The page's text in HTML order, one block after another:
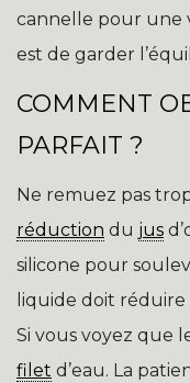
cannelle pour une
est de garder
COMMENT
PARFAIT ?
Ne remuez pas
réduction du jus
silicone pour
liquide doit
Si vous voyez que
filet d’eau. La